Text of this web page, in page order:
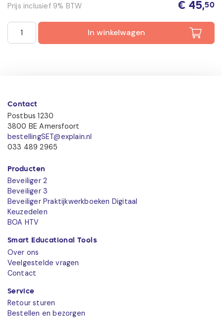
Prijs inclusief 9% BTW € 45,50
Keuzedeel Proactief Beveiligen incl. e-learning 2025/2026
In winkelwagen
Contact
Postbus 1230
3800 BE Amersfoort
bestellingSET@explain.nl
033 489 2965
Producten
Beveiliger 2
Beveiliger 3
Beveiliger Praktijkwerkboeken Digitaal
Keuzedelen
BOA HTV
Smart Educational Tools
Over ons
Veelgestelde vragen
Contact
Service
Retour sturen
Bestellen en bezorgen